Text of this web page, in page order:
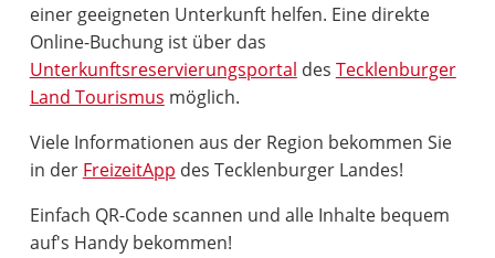
einer geeigneten Unterkunft helfen. Eine direkte
Online-Buchung ist über das
Unterkunftsreservierungsportal des Tecklenburger
Land Tourismus möglich.
Viele Informationen aus der Region bekommen Sie
in der FreizeitApp des Tecklenburger Landes!
Einfach QR-Code scannen und alle Inhalte bequem
auf's Handy bekommen!